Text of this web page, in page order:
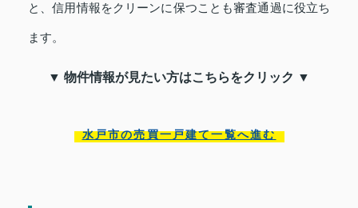
と、信用情報をクリーンに保つことも審査通過に役立ち
ます。
▼ 物件情報が見たい方はこちらをクリック ▼
水戸市の売買一戸建て一覧へ進む